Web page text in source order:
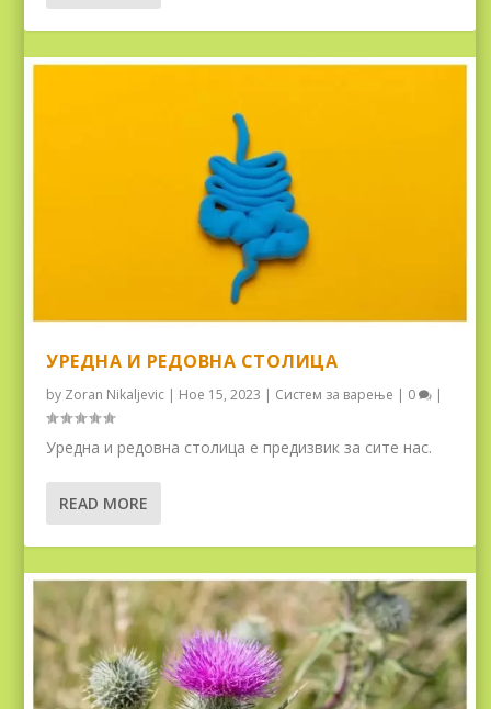
УРЕДНА И РЕДОВНА СТОЛИЦА
by Zoran Nikaljevic | Ное 15, 2023 | Систем за варење | 0 |
Уредна и редовна столица е предизвик за сите нас.
READ MORE